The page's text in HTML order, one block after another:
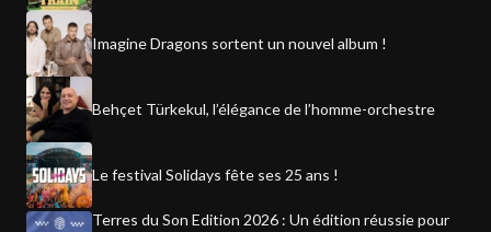
Imagine Dragons sortent un nouvel album !
Behçet Türkekul, l’élégance de l’homme-orchestre
Le festival Solidays fête ses 25 ans !
Terres du Son Edition 2026 : Un édition réussie pour